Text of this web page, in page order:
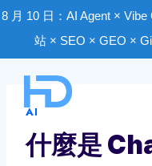
8 月 10 日：AI Agent ×
站 × SEO × GEO ×
content
AI
什麼是